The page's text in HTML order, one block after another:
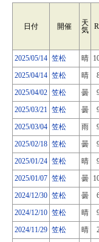
日付 開催
天
気
R
2025/05/14 笠松 晴
2025/04/14 笠松 晴
2025/04/02 笠松 曇
2025/03/21 笠松 曇
2025/03/04 笠松 雨
2025/02/18 笠松 曇
2025/01/24 笠松 晴
2025/01/07 笠松 曇
2024/12/30 笠松 曇
2024/12/10 笠松 晴
2024/11/29 笠松 晴